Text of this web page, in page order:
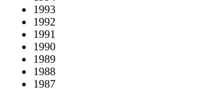
1993
1992
1991
1990
1989
1988
1987